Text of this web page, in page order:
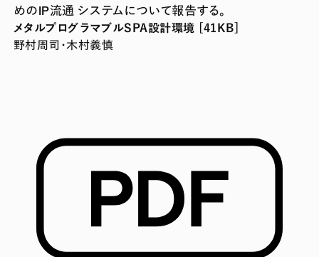
めのIP流通 システムについて報告する。
メタルプログラマブルSPA設計環境 [41KB]
野村周司・木村義慎